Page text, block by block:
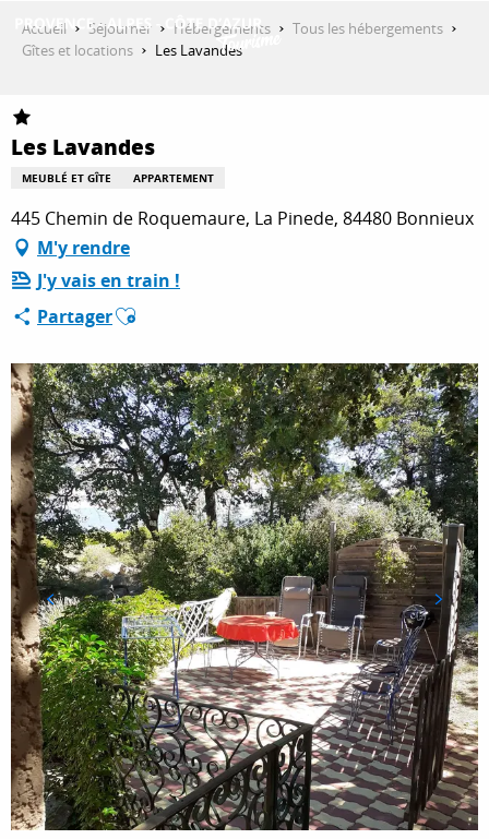
DÉCOUVRIR
QUE FAIRE ?
SÉJOURNER
ESPACE PRO
Accueil Séjourner Hébergements
Tous les hébergements
Gîtes et locations
Les Lavandes
Les Lavandes
MEUBLÉ ET GÎTE APPARTEMENT
445 Chemin de Roquemaure, La Pinede, 84480 Bonnieux
M'y rendre
J'y vais en train !
PartagerAjouter aux favoris